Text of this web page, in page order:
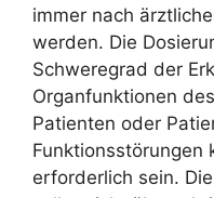
immer nach
werden. Die
Schweregrad der
Organfunktionen
Patienten oder
Funktionsstörungen
erforderlich sein.